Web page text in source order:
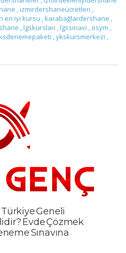
,izmirdershaneücretleri ,
en iyi kursu ,karabağlardershane ,
,lgskursları ,lgssınavı , ösym ,
,ykskursmerkezi ,
Türkiye Geneli
Evde Çözmek
Sınavına